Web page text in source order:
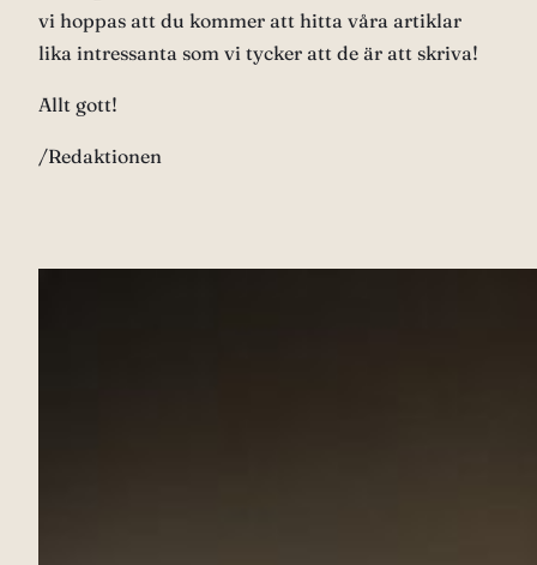
vi hoppas att du kommer att hitta våra artiklar
lika intressanta som vi tycker att de är att skriva!
Allt gott!
/Redaktionen